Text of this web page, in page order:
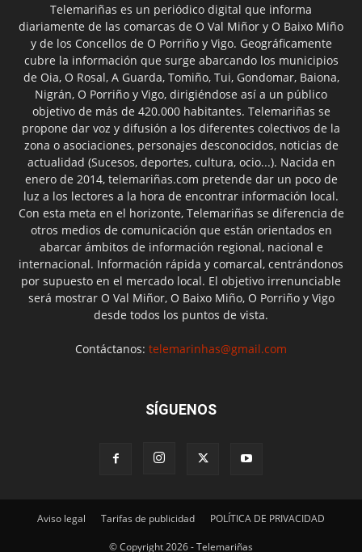
Telemariñas es un periódico digital que informa
diariamente de las comarcas de O Val Miñor y O Baixo Miño
y de los Concellos de O Porriño y Vigo. Geográficamente
cubre la información que surge abarcando los municipios
de Oia, O Rosal, A Guarda, Tomiño, Tui, Gondomar, Baiona,
Nigrán, O Porriño y Vigo, dirigiéndose así a un público
objetivo de más de 420.000 habitantes. Telemariñas se
propone dar voz y difusión a los diferentes colectivos de la
zona o asociaciones, personajes desconocidos, noticias de
actualidad (Sucesos, deportes, cultura, ocio...). Nacida en
enero de 2014, telemariñas.com pretende dar un poco de
luz a los lectores a la hora de encontrar información local.
Con esta meta en el horizonte, Telemariñas se diferencia de
otros medios de comunicación que están orientados en
abarcar ámbitos de información regional, nacional e
internacional. Información rápida y comarcal, centrándonos
por supuesto en el mercado local. El objetivo irrenunciable
será mostrar O Val Miñor, O Baixo Miño, O Porriño y Vigo
desde todos los puntos de vista.
Contáctanos: telemarinhas@gmail.com
SÍGUENOS
Aviso legal Tarifas de publicidad POLÍTICA DE PRIVACIDAD
© Copyright 2026 - Telemariñas